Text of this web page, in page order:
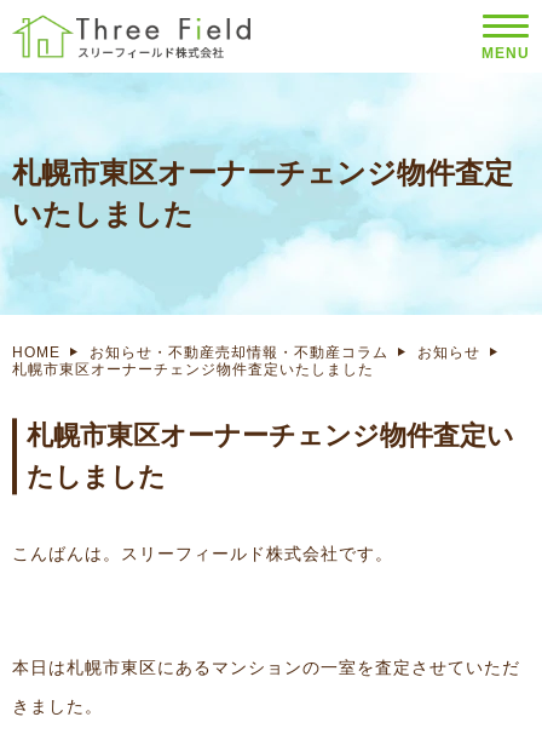
MENU
札幌市東区オーナーチェンジ物件査定
いたしました
HOME お知らせ・不動産売却情報・不動産コラム
お知らせ
札幌市東区オーナーチェンジ物件査定いたしました
札幌市東区オーナーチェンジ物件査定い
たしました
こんばんは。スリーフィールド株式会社です。
本日は札幌市東区にあるマンションの一室を査定させていただ
きました。